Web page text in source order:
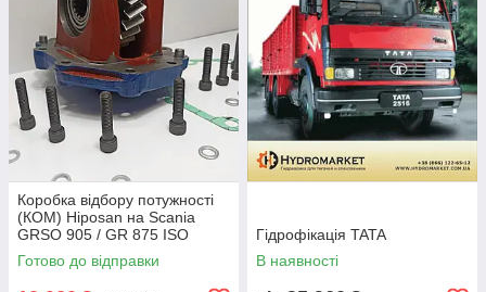
Коробка відбору потужності
(КОМ) Hiposan на Scania
GRSO 905 / GR 875 ISO
(пневматична)
Готово до відправки
Гідрофікація TATA
В наявності